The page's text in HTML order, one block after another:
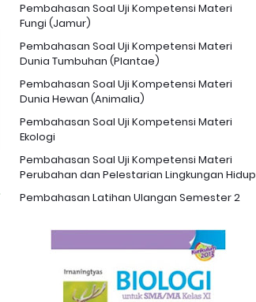
Pembahasan Soal Uji Kompetensi Materi
Fungi (Jamur)
Pembahasan Soal Uji Kompetensi Materi
Dunia Tumbuhan (Plantae)
Pembahasan Soal Uji Kompetensi Materi
Dunia Hewan (Animalia)
Pembahasan Soal Uji Kompetensi Materi
Ekologi
Pembahasan Soal Uji Kompetensi Materi
Perubahan dan Pelestarian Lingkungan Hidup
Pembahasan Latihan Ulangan Semester 2